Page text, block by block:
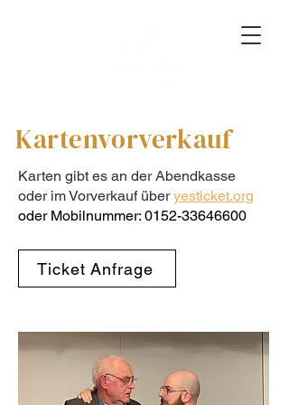
Kartenvorverkauf
Karten gibt es an der Abendkasse
oder im Vorverkauf überyesticket.org
oder Mobilnummer: 0152-33646600
Ticket Anfrage